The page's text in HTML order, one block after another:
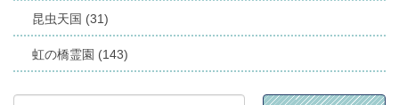
昆虫天国 (31)
虹の橋霊園 (143)